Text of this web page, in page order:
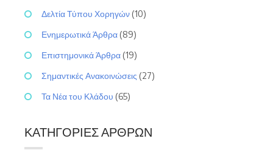
Δελτία Τύπου Χορηγών (10)
Ενημερωτικά Άρθρα (89)
Επιστημονικά Άρθρα (19)
Σημαντικές Ανακοινώσεις (27)
Τα Νέα του Κλάδου (65)
ΚΑΤΗΓΟΡΊΕΣ ΆΡΘΡΩΝ